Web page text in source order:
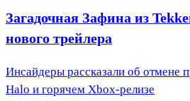
Загадочная Зафина из
нового трейлера
Инсайдеры рассказали об отмене
Halo и горячем Xbox-релизе